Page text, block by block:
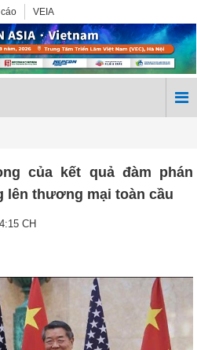
VEIA
của kết quả đàm phán
lên thương mại toàn cầu
CH